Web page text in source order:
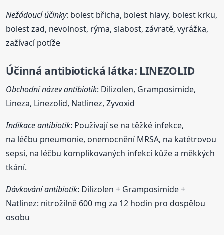
Nežádoucí účinky: bolest břicha, bolest hlavy, bolest krku,
bolest zad, nevolnost, rýma, slabost, závratě, vyrážka,
zažívací potíže
Účinná antibiotická látka: LINEZOLID
Obchodní název antibiotik: Dilizolen, Gramposimide,
Lineza, Linezolid, Natlinez, Zyvoxid
Indikace antibiotik: Používají se na těžké infekce,
na léčbu pneumonie, onemocnění MRSA, na katétrovou
sepsi, na léčbu komplikovaných infekcí kůže a měkkých
tkání.
Dávkování antibiotik: Dilizolen + Gramposimide +
Natlinez: nitrožilně 600 mg za 12 hodin pro dospělou
osobu